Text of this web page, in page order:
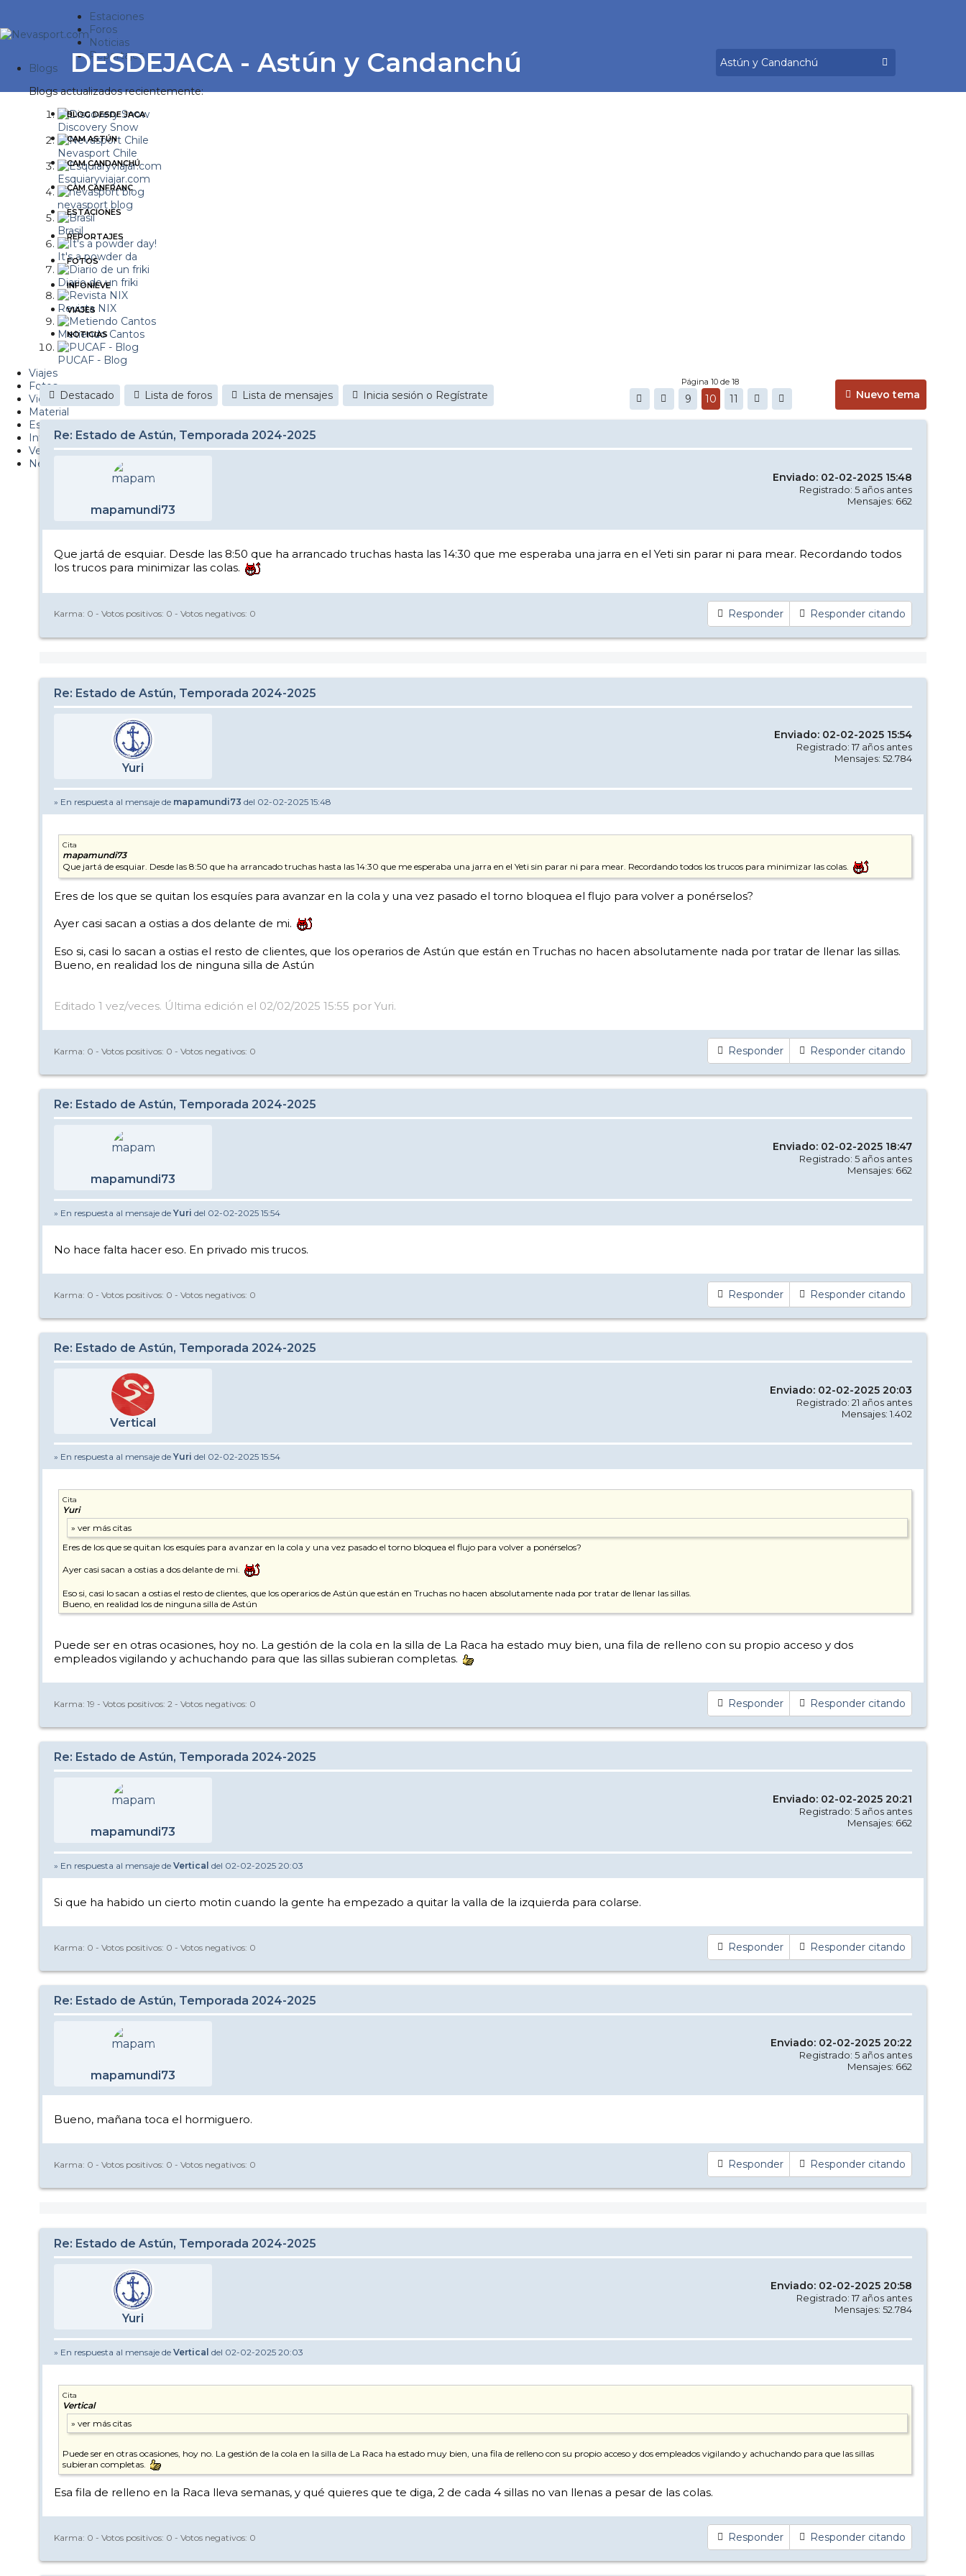
Estaciones
Foros
Noticias
Reportajes
Blogs
Blogs actualizados recientemente:
Discovery Snow
Nevasport Chile
Esquiaryviajar.com
nevasport blog
Brasil
It's a powder da
Diario de un friki
Revista NIX
Metiendo Cantos
PUCAF - Blog
Viajes
Fotos
Videos
Material
Esquí Pro
Infonieve
Verano
Nevalog
DESDEJACA - Astún y Candanchú
BLOG DESDE JACA
CAM ASTÚN
CAM CANDANCHÚ
CAM CANFRANC
ESTACIONES
REPORTAJES
FOTOS
INFONIEVE
VIAJES
NOTICIAS
Nuevo tema
Destacado Lista de foros Lista de mensajes Inicia sesión o Regístrate
Página 10 de 18
9 10 11
Re: Estado de Astún, Temporada 2024-2025
mapamundi73
Enviado: 02-02-2025 15:48
Registrado: 5 años antes
Mensajes: 662
Que jartá de esquiar. Desde las 8:50 que ha arrancado truchas hasta las 14:30 que me esperaba una jarra en el Yeti sin parar ni para mear. Recordando todos
los trucos para minimizar las colas.
Responder Responder citando
Karma: 0 - Votos positivos: 0 - Votos negativos: 0
Re: Estado de Astún, Temporada 2024-2025
Yuri
Enviado: 02-02-2025 15:54
Registrado: 17 años antes
Mensajes: 52.784
» En respuesta al mensaje de mapamundi73 del 02-02-2025 15:48
Cita
mapamundi73
Que jartá de esquiar. Desde las 8:50 que ha arrancado truchas hasta las 14:30 que me esperaba una jarra en el Yeti sin parar ni para mear. Recordando todos los trucos para minimizar las colas.
Eres de los que se quitan los esquíes para avanzar en la cola y una vez pasado el torno bloquea el flujo para volver a ponérselos?
Ayer casi sacan a ostias a dos delante de mi.
Eso si, casi lo sacan a ostias el resto de clientes, que los operarios de Astún que están en Truchas no hacen absolutamente nada por tratar de llenar las sillas.
Bueno, en realidad los de ninguna silla de Astún
Editado 1 vez/veces. Última edición el 02/02/2025 15:55 por Yuri.
Responder Responder citando
Karma: 0 - Votos positivos: 0 - Votos negativos: 0
Re: Estado de Astún, Temporada 2024-2025
mapamundi73
Enviado: 02-02-2025 18:47
Registrado: 5 años antes
Mensajes: 662
» En respuesta al mensaje de Yuri del 02-02-2025 15:54
No hace falta hacer eso. En privado mis trucos.
Responder Responder citando
Karma: 0 - Votos positivos: 0 - Votos negativos: 0
Re: Estado de Astún, Temporada 2024-2025
Vertical
Enviado: 02-02-2025 20:03
Registrado: 21 años antes
Mensajes: 1.402
» En respuesta al mensaje de Yuri del 02-02-2025 15:54
Cita
Yuri
Eres de los que se quitan los esquíes para avanzar en la cola y una vez pasado el torno bloquea el flujo para volver a ponérselos?
Ayer casi sacan a ostias a dos delante de mi.
Eso si, casi lo sacan a ostias el resto de clientes, que los operarios de Astún que están en Truchas no hacen absolutamente nada por tratar de llenar las sillas.
Bueno, en realidad los de ninguna silla de Astún
Puede ser en otras ocasiones, hoy no. La gestión de la cola en la silla de La Raca ha estado muy bien, una fila de relleno con su propio acceso y dos
empleados vigilando y achuchando para que las sillas subieran completas.
Responder Responder citando
Karma: 19 - Votos positivos: 2 - Votos negativos: 0
Re: Estado de Astún, Temporada 2024-2025
mapamundi73
Enviado: 02-02-2025 20:21
Registrado: 5 años antes
Mensajes: 662
» En respuesta al mensaje de Vertical del 02-02-2025 20:03
Si que ha habido un cierto motin cuando la gente ha empezado a quitar la valla de la izquierda para colarse.
Responder Responder citando
Karma: 0 - Votos positivos: 0 - Votos negativos: 0
Re: Estado de Astún, Temporada 2024-2025
mapamundi73
Enviado: 02-02-2025 20:22
Registrado: 5 años antes
Mensajes: 662
Bueno, mañana toca el hormiguero.
Responder Responder citando
Karma: 0 - Votos positivos: 0 - Votos negativos: 0
Re: Estado de Astún, Temporada 2024-2025
Yuri
Enviado: 02-02-2025 20:58
Registrado: 17 años antes
Mensajes: 52.784
» En respuesta al mensaje de Vertical del 02-02-2025 20:03
Cita
Vertical
Puede ser en otras ocasiones, hoy no. La gestión de la cola en la silla de La Raca ha estado muy bien, una fila de relleno con su propio acceso y dos empleados vigilando y achuchando para que las sillas
subieran completas.
Esa fila de relleno en la Raca lleva semanas, y qué quieres que te diga, 2 de cada 4 sillas no van llenas a pesar de las colas.
Responder Responder citando
Karma: 0 - Votos positivos: 0 - Votos negativos: 0